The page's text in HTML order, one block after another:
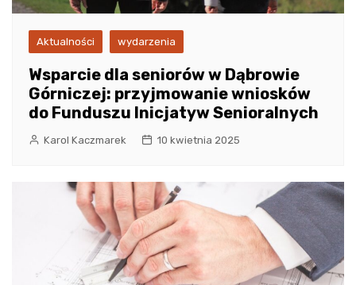
Aktualności wydarzenia
Wsparcie dla seniorów w Dąbrowie
Górniczej: przyjmowanie wniosków
do Funduszu Inicjatyw Senioralnych
Karol Kaczmarek 10 kwietnia 2025